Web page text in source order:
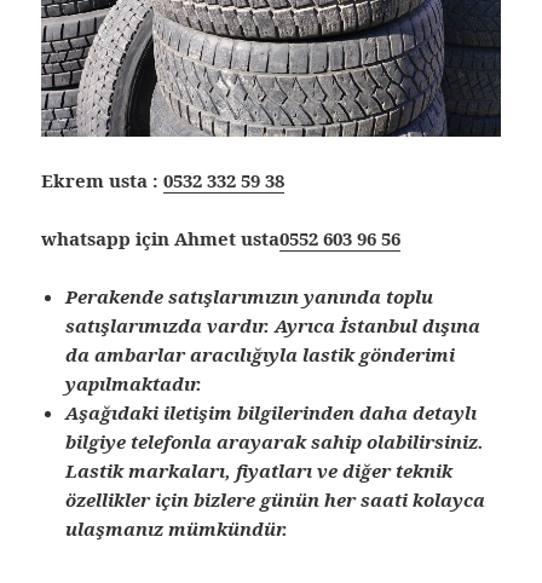
Ekrem usta :0532 332 59 38
whatsapp için Ahmet usta0552 603 96 56
Perakende satışlarımızın yanında toplu
satışlarımızda vardır. Ayrıca İstanbul dışına
da ambarlar aracılığıyla lastik gönderimi
yapılmaktadır.
Aşağıdaki iletişim bilgilerinden daha detaylı
bilgiye telefonla arayarak sahip olabilirsiniz.
Lastik markaları, fiyatları ve diğer teknik
özellikler için bizlere günün her saati kolayca
ulaşmanız mümkündür.